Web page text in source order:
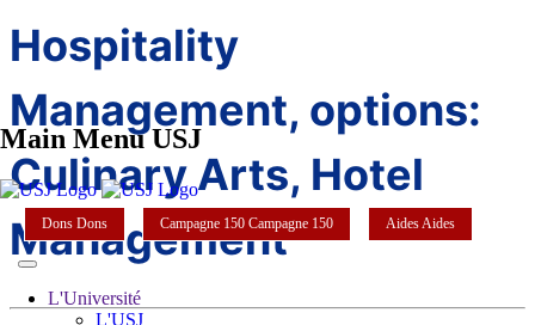
Main Menu USJ
Dons Dons Campagne 150 Campagne 150 AidesAides
L'Université
L'USJ
Hospitality
Management, options:
Culinary Arts, Hotel
Management